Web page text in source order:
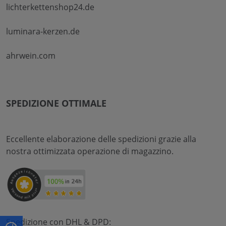
lichterkettenshop24.de
luminara-kerzen.de
ahrwein.com
SPEDIZIONE OTTIMALE
Eccellente elaborazione delle spedizioni grazie alla
nostra ottimizzata operazione di magazzino.
Spedizione con DHL & DPD: